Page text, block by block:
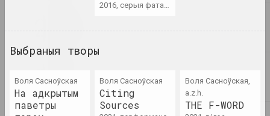
Анастасія Рыдлеўская
2023. масштабная выстаўка, выстава, замежнае падзея, групавы праект
Paris Magnétique. 1905-
2016, серыя фатаграфій
Выбраныя творы
Воля Сасноўская
На адкрытым
паветры
Воля Сасноўская
Citing
Sources
Воля Сасноўская,
a.z.h.
THE F-WORD